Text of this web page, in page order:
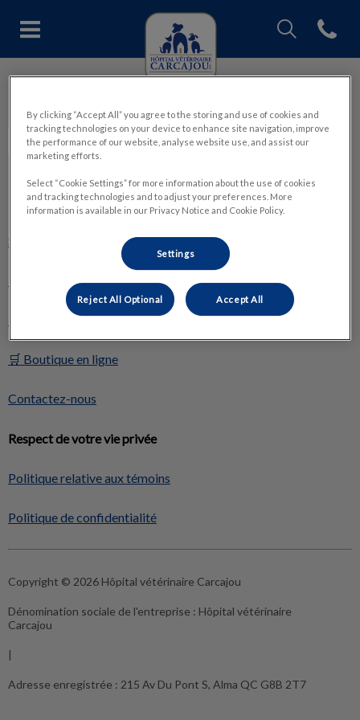
Page d'accueil de Hôpital
Open
Envoyer
Explorer
Soins
Notre hôpital
🛒 Boutique en ligne
Contactez-nous
Respect de votre vie privée
Politique relative aux témoins
Politique de confidentialité
Copyright © 2026 Hôpital vétérinaire Carcajou
Dénomination sociale de l'entreprise : Hôpital vétérinaire
Carcajou
|
Adresse enregistrée : 215 Av Du Pont S, Alma QC G8B 2T7
By clicking “Accept All” you agree to the storing and use of cookies and
tracking technologies on your device to enhance site navigation, improve
the performance of our website, analyse website use, and assist our
marketing efforts.
Select “Cookie Settings” for more information about the use of cookies
and tracking technologies and to adjust your preferences. More
information is available in our Privacy Notice and Cookie Policy.
Settings
Reject All Optional Accept All